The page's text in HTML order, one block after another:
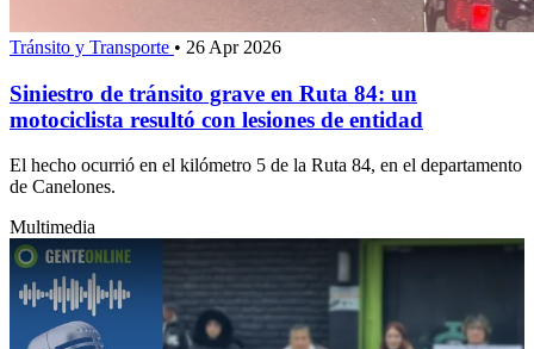
Tránsito y Transporte • 26 Apr 2026
Siniestro de tránsito grave en Ruta 84: un
motociclista resultó con lesiones de entidad
El hecho ocurrió en el kilómetro 5 de la Ruta 84, en el departamento
de Canelones.
Multimedia